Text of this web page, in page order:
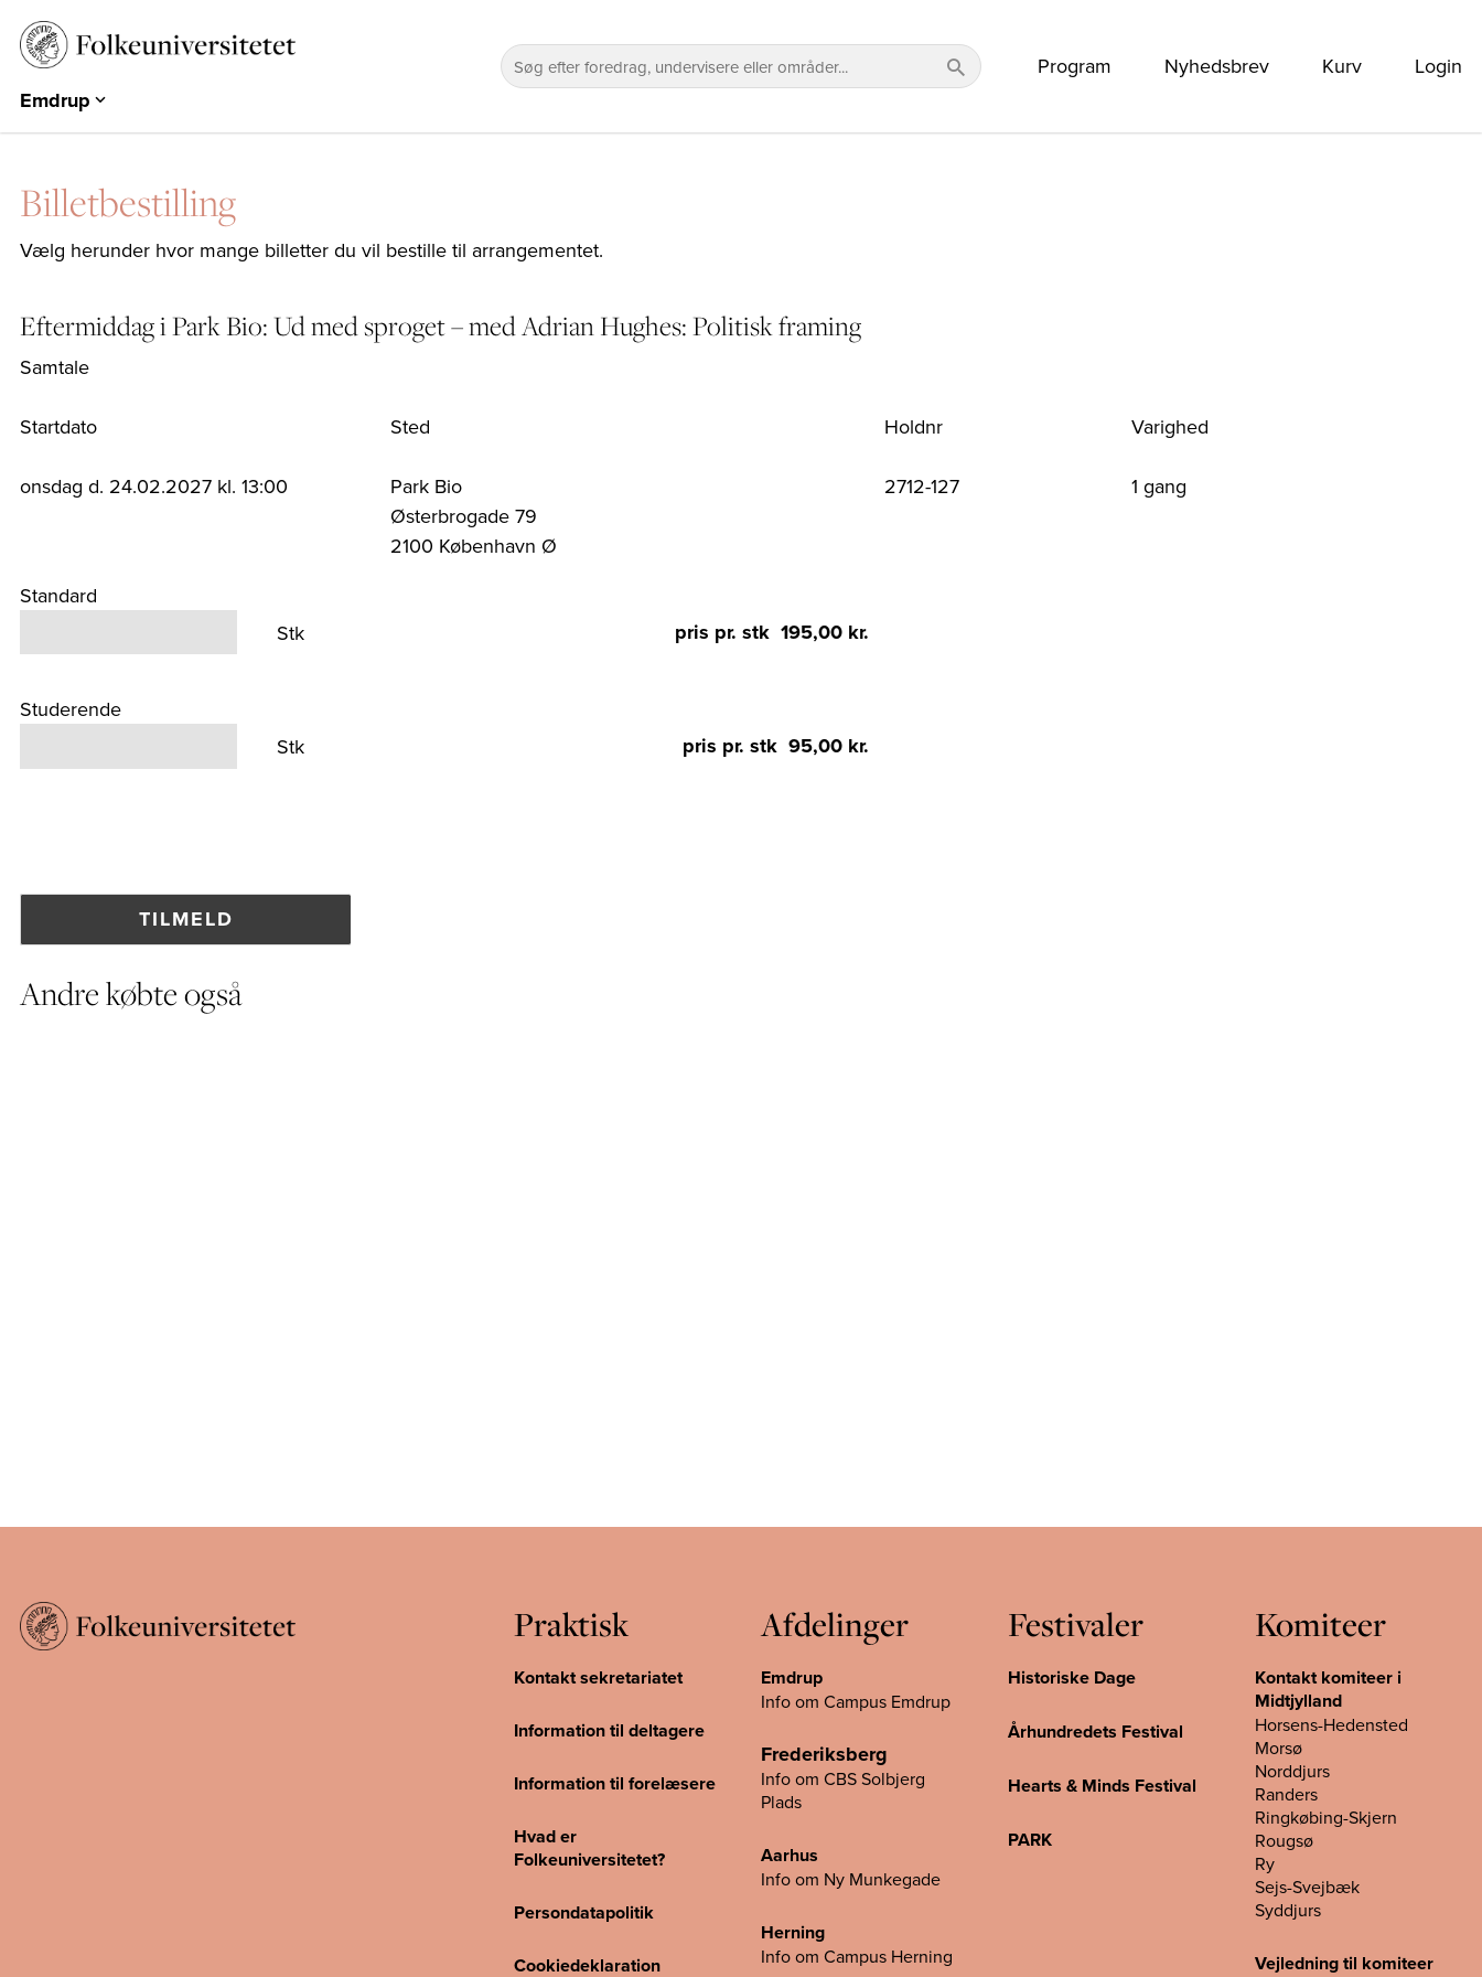
Emdrup
Aarhus
Herning
Hearts & Minds
PARK
EUROPA 360°
Program Nyhedsbrev Kurv Login
Billetbestilling
Vælg herunder hvor mange billetter du vil bestille til arrangementet.
Eftermiddag i Park Bio: Ud med sproget – med Adrian Hughes: Politisk framing
Samtale
Startdato
onsdag d. 24.02.2027 kl. 13:00
Sted
Park Bio
Østerbrogade 79
2100 København Ø
Holdnr
2712-127
Varighed
1 gang
Standard
Stk
pris pr. stk 195,00 kr.
Studerende
Stk
pris pr. stk 95,00 kr.
Andre købte også
Praktisk
Kontakt sekretariatet
Information til deltagere
Information til forelæsere
Hvad er
Folkeuniversitetet?
Persondatapolitik
Cookiedeklaration
Afdelinger
Emdrup
Info om Campus Emdrup
Frederiksberg
Info om CBS Solbjerg
Plads
Aarhus
Info om Ny Munkegade
Herning
Info om Campus Herning
Festivaler
Historiske Dage
Århundredets Festival
Hearts & Minds Festival
PARK
Komiteer
Kontakt komiteer i
Midtjylland
Horsens-Hedensted
Morsø
Norddjurs
Randers
Ringkøbing-Skjern
Rougsø
Ry
Sejs-Svejbæk
Syddjurs
Vejledning til komiteer